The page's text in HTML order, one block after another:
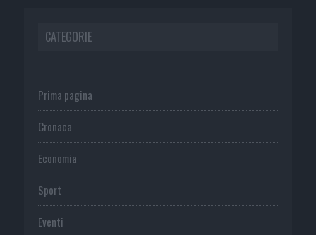
CATEGORIE
Prima pagina
Cronaca
Economia
Sport
Eventi